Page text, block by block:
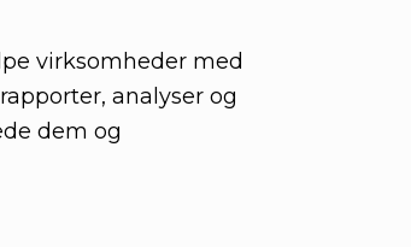
virksomheder med
analyser og
dem og